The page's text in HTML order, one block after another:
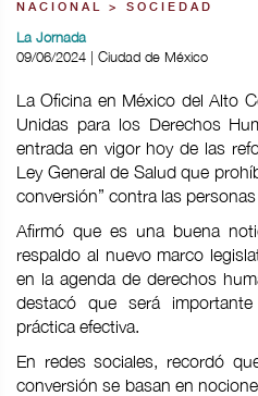
NACIONAL > SOCIEDAD
La Jornada
09/06/2024 | Ciudad de México
La Oficina en México del Alto
Unidas para los Derechos
entrada en vigor hoy de las
Ley General de Salud que
conversión” contra las
Afirmó que es una buena
respaldo al nuevo marco
en la agenda de derechos
destacó que será
práctica efectiva.
En redes sociales, recordó
conversión se basan en